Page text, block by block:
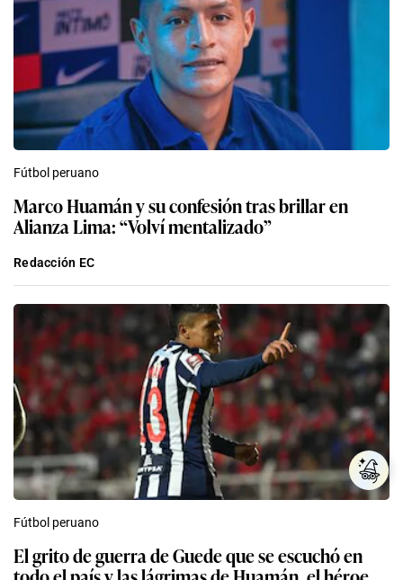
Fútbol peruano
Marco Huamán y su confesión tras brillar en
Alianza Lima: “Volví mentalizado”
Redacción EC
Fútbol peruano
El grito de guerra de Guede que se escuchó en